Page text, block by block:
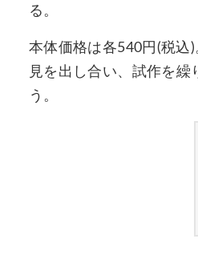
る。
本体価格は各540円(税込
見を出し合い、試作を繰
う。